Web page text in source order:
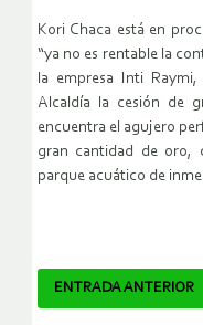
Kori Chaca está en
“ya no es rentable la
la empresa Inti
Alcaldía la cesión de
encuentra el agujero
gran cantidad de oro,
parque acuático de
Navegador
ENTRADA ANTERIOR